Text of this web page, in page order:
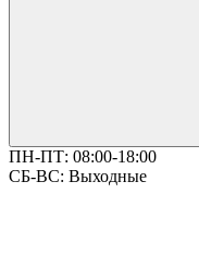
ПН-ПТ: 08:00-18:00
СБ-ВС: Выходные